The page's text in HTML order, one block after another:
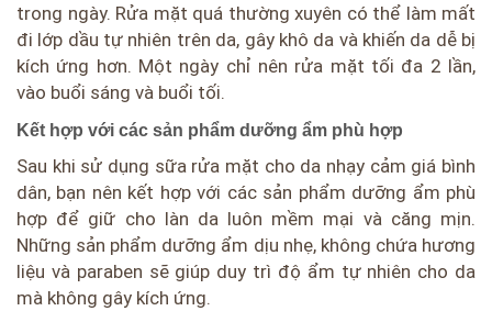
trong ngày. Rửa mặt quá thường xuyên có thể làm mất
đi lớp dầu tự nhiên trên da, gây khô da và khiến da dễ bị
kích ứng hơn. Một ngày chỉ nên rửa mặt tối đa 2 lần,
vào buổi sáng và buổi tối.
Kết hợp với các sản phẩm dưỡng ẩm phù hợp
Sau khi sử dụng sữa rửa mặt cho da nhạy cảm giá bình
dân, bạn nên kết hợp với các sản phẩm dưỡng ẩm phù
hợp để giữ cho làn da luôn mềm mại và căng mịn.
Những sản phẩm dưỡng ẩm dịu nhẹ, không chứa hương
liệu và paraben sẽ giúp duy trì độ ẩm tự nhiên cho da
mà không gây kích ứng.